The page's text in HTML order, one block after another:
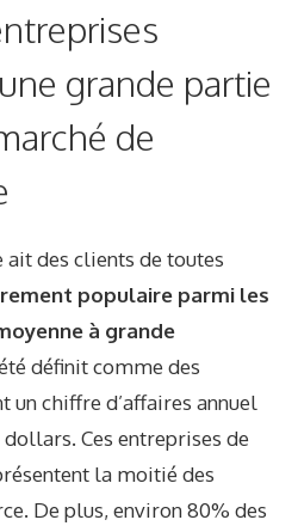
grande partie
de
ait des clients de toutes
populaire parmi les
à grande
définit comme des
un chiffre d’affaires annuel
Ces entreprises de
la moitié des
. De plus, environ 80% des